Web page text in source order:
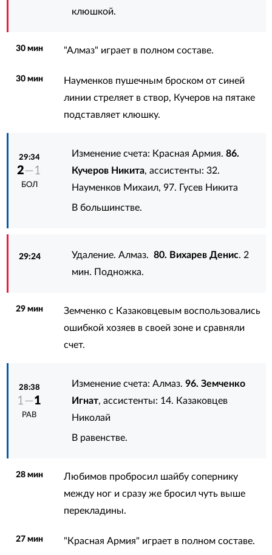
клюшкой.
30 мин "Алмаз" играет в полном составе.
30 мин
Науменков пушечным броском от синей
линии стреляет в створ, Кучеров на пятаке
подставляет клюшку.
29:34
2—1
БОЛ
Изменение счета: Красная Армия.86.
Кучеров Никита, ассистенты:32.
Науменков Михаил,97. Гусев Никита
В большинстве.
29:24 Удаление. Алмаз.80. Вихарев Денис. 2
мин. Подножка.
29 мин
Земченко с Казаковцевым воспользовались
ошибкой хозяев в своей зоне и сравняли
счет.
28:38
1—1
РАВ
Изменение счета: Алмаз.96. Земченко
Игнат, ассистенты: 14. Казаковцев
Николай
В равенстве.
28 мин
Любимов пробросил шайбу сопернику
между ног и сразу же бросил чуть выше
перекладины.
27 мин "Красная Армия" играет в полном составе.